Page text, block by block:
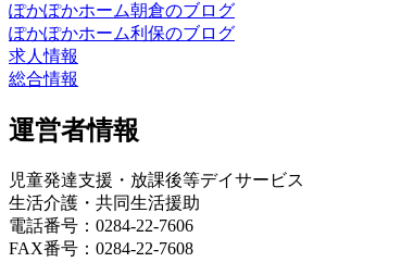
ぽかぽかホーム朝倉のブログ
ぽかぽかホーム利保のブログ
求人情報
総合情報
運営者情報
児童発達支援・放課後等デイサービス
生活介護・共同生活援助
電話番号：0284-22-7606
FAX番号：0284-22-7608